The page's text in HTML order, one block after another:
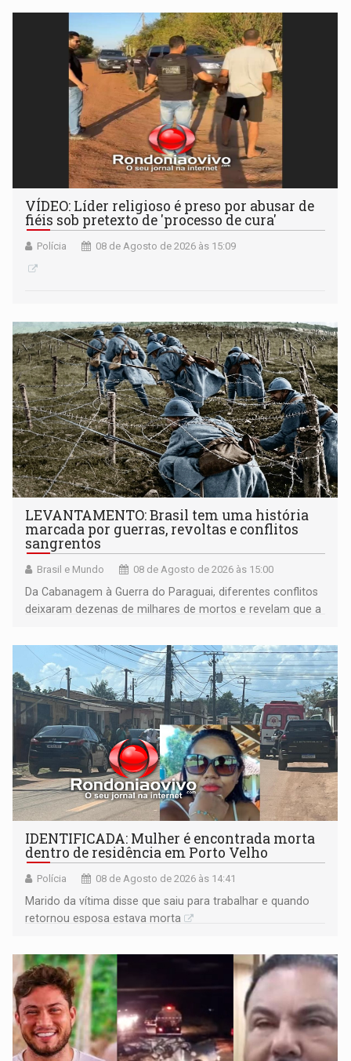
VÍDEO: Líder religioso é preso por abusar de
fiéis sob pretexto de 'processo de cura'
Polícia 08 de Agosto de 2026 às 15:09
LEVANTAMENTO: Brasil tem uma história
marcada por guerras, revoltas e conflitos
sangrentos
Brasil e Mundo 08 de Agosto de 2026 às 15:00
Da Cabanagem à Guerra do Paraguai, diferentes conflitos
deixaram dezenas de milhares de mortos e revelam que a
territoriais e sociais
IDENTIFICADA: Mulher é encontrada morta
dentro de residência em Porto Velho
Polícia 08 de Agosto de 2026 às 14:41
Marido da vítima disse que saiu para trabalhar e quando
retornou esposa estava morta